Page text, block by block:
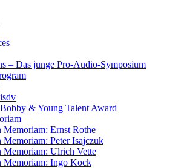
– Das junge Pro-Audio-Symposium
& Young Talent Award
Memoriam: Ernst Rothe
Memoriam: Peter Isajczuk
Memoriam: Ulrich Vette
Memoriam: Ingo Kock